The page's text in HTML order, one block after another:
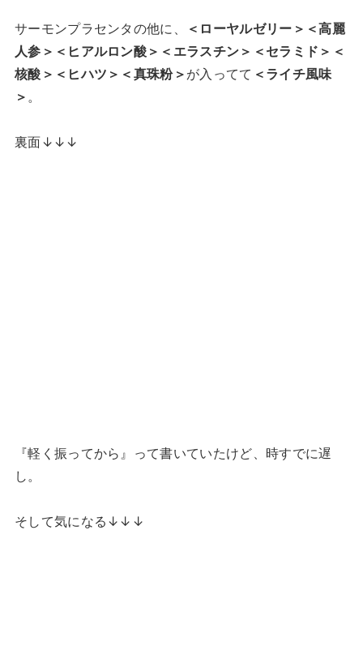
サーモンプラセンタの他に、
＜ローヤルゼリー＞＜高麗
人参＞＜ヒアルロン酸＞＜エラスチン＞＜セラミド＞＜
核酸＞＜ヒハツ＞＜真珠粉＞ が入ってて ＜ライチ風味
＞ 。
裏面↓↓↓
『軽く振ってから』って書いていたけど、時すでに遅
し。
そして気になる↓↓↓